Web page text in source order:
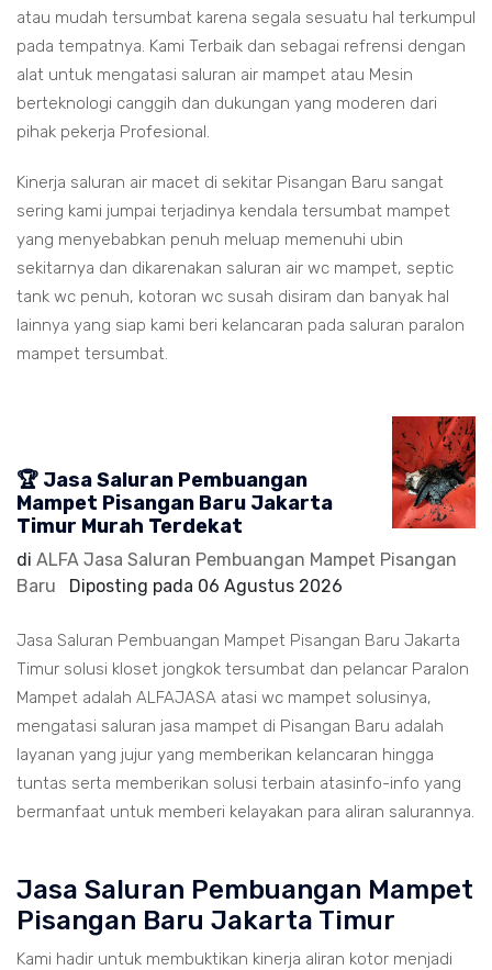
atau mudah tersumbat karena segala sesuatu hal terkumpul
pada tempatnya. Kami Terbaik dan sebagai refrensi dengan
alat untuk mengatasi saluran air mampet atau Mesin
berteknologi canggih dan dukungan yang moderen dari
pihak pekerja Profesional.
Kinerja saluran air macet di sekitar Pisangan Baru sangat
sering kami jumpai terjadinya kendala tersumbat mampet
yang menyebabkan penuh meluap memenuhi ubin
sekitarnya dan dikarenakan saluran air wc mampet, septic
tank wc penuh, kotoran wc susah disiram dan banyak hal
lainnya yang siap kami beri kelancaran pada saluran paralon
mampet tersumbat.
🏆 Jasa Saluran Pembuangan
Mampet Pisangan Baru Jakarta
Timur Murah Terdekat
di ALFA Jasa Saluran Pembuangan Mampet Pisangan
Baru
Diposting pada 06 Agustus 2026
Jasa Saluran Pembuangan Mampet Pisangan Baru Jakarta
Timur solusi kloset jongkok tersumbat dan pelancar Paralon
Mampet adalah ALFAJASA atasi wc mampet solusinya,
mengatasi saluran jasa mampet di Pisangan Baru adalah
layanan yang jujur yang memberikan kelancaran hingga
tuntas serta memberikan solusi terbain atasinfo-info yang
bermanfaat untuk memberi kelayakan para aliran salurannya.
Jasa Saluran Pembuangan Mampet
Pisangan Baru Jakarta Timur
Kami hadir untuk membuktikan kinerja aliran kotor menjadi